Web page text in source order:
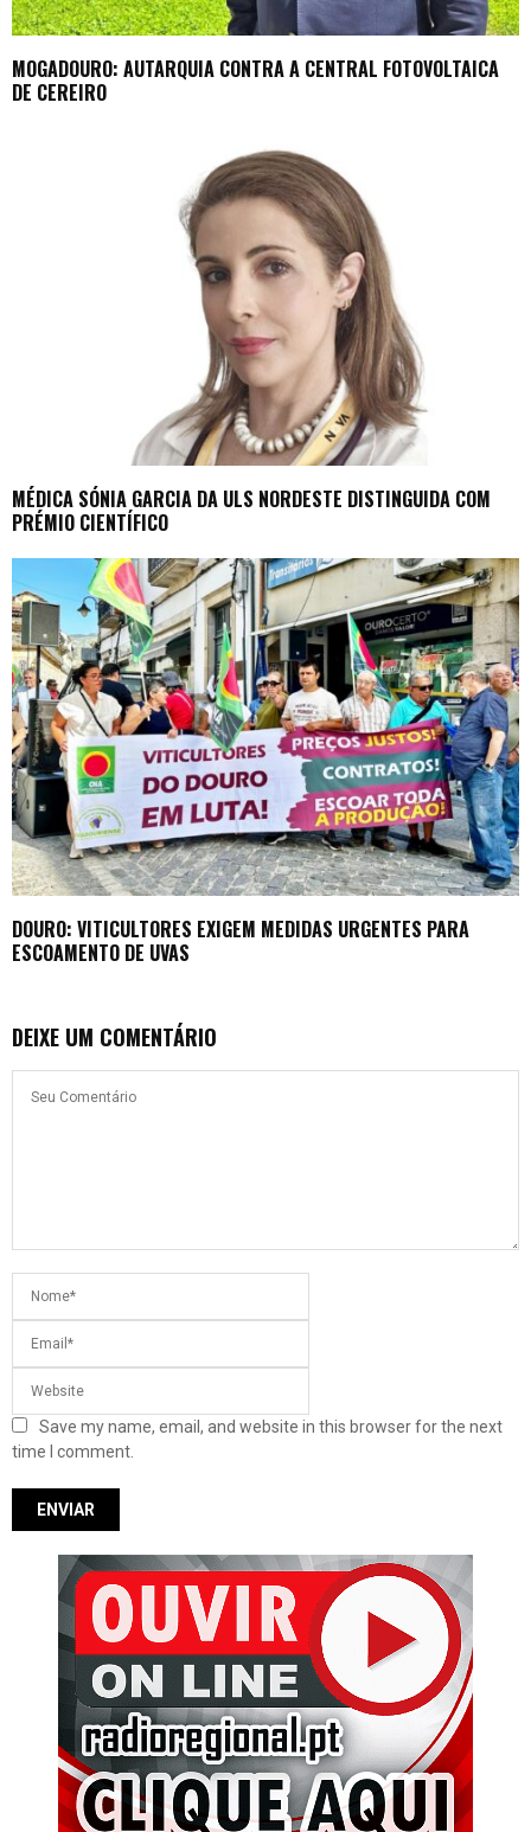
MOGADOURO: AUTARQUIA CONTRA A CENTRAL FOTOVOLTAICA
DE CEREIRO
MÉDICA SÓNIA GARCIA DA ULS NORDESTE DISTINGUIDA COM
PRÉMIO CIENTÍFICO
DOURO: VITICULTORES EXIGEM MEDIDAS URGENTES PARA
ESCOAMENTO DE UVAS
DEIXE UM COMENTÁRIO
Save my name, email, and website in this browser for the next
time I comment.